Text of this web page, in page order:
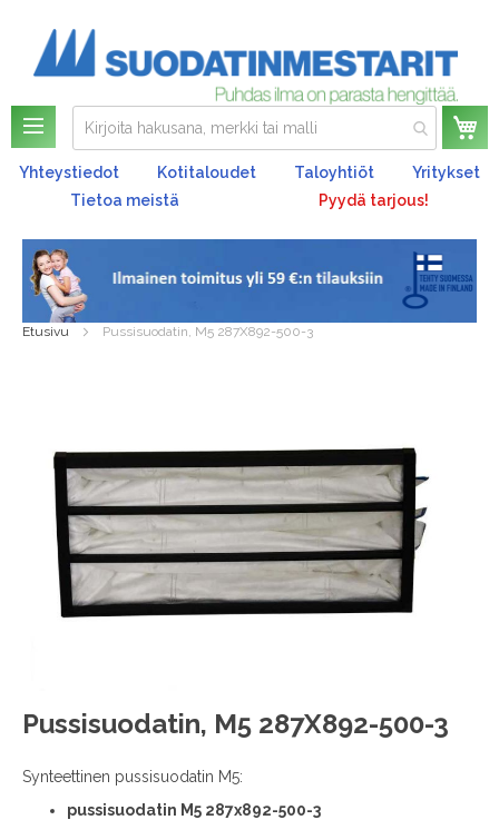
Yhteystiedot Kotitaloudet Taloyhtiöt
Yritykset
Tietoa meistä
Pyydä tarjous!
Etusivu Pussisuodatin, M5 287X892-500-3
Pussisuodatin, M5 287X892-500-3
Synteettinen pussisuodatin M5:
pussisuodatin M5 287x892-500-3
images
gallery
Skip
to
beginning